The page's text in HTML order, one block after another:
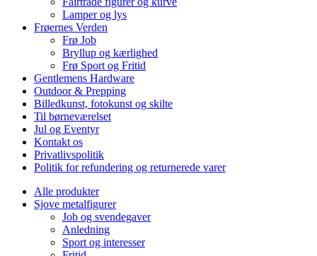
Lamper og lys
Frøernes Verden
Frø Job
Bryllup og kærlighed
Frø Sport og Fritid
Gentlemens Hardware
Outdoor & Prepping
Billedkunst, fotokunst og skilte
Til børneværelset
Jul og Eventyr
Kontakt os
Privatlivspolitik
Politik for refundering og returnerede varer
Alle produkter
Sjove metalfigurer
Job og svendegaver
Anledning
Sport og interesser